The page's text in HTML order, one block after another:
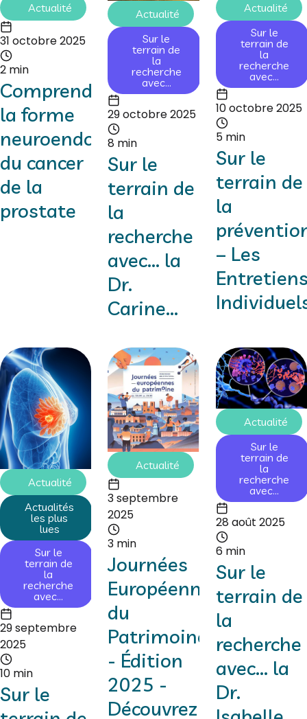
Actualité
31 octobre 2025
2 min
Comprendre
la forme
neuroendocrine
du cancer
de la
prostate
Actualité
Sur le
terrain de
la
recherche
avec...
29 octobre 2025
8 min
Sur le
terrain de
la
recherche
avec... la
Dr.
Carine...
Actualité
Sur le
terrain de
la
recherche
avec...
10 octobre 2025
5 min
Sur le
terrain de
la
– Les
Actualité
Actualités
les plus
lues
Sur le
terrain de
la
recherche
avec...
29 septembre
2025
10 min
Sur le
Actualité
3 septembre
2025
3 min
Journées
Européennes
du
Patrimoine
- Édition
2025 -
Découvrez
Actualité
Sur le
terrain de
la
recherche
avec...
28 août 2025
6 min
Sur le
terrain de
la
recherche
avec... la
Dr.